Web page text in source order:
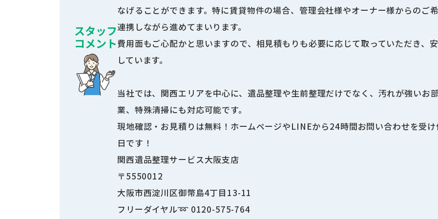
スタッフ
コメント
なげることができます。特に賃貸物件の場合、管理会社様やオーナー様からのご
連携しながら進めてまいります。
費用面もご心配かと思いますので、相見積もりも必要に応じて取っていただき、
しています。
当社では、関西エリアを中心に、遺品整理や生前整理だけでなく、汚れが強いお
業、特殊清掃にも対応可能です。
現地確認・お見積りは無料！ホームページやLINEから24時間お問い合わせを受
日です！
関西遺品整理サービス大阪支店
〒5550012
大阪市西淀川区御幣島4丁目13-11
フリーダイヤル➿ 0120-575-764